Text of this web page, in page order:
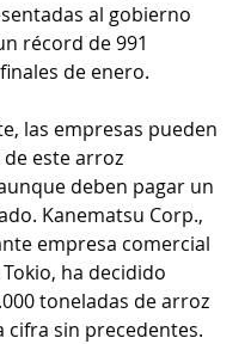
al gobierno
récord de 991
de enero.
las empresas pueden
este arroz
deben pagar un
Kanematsu Corp.,
empresa comercial
ha decidido
toneladas de arroz
cifra sin precedentes.